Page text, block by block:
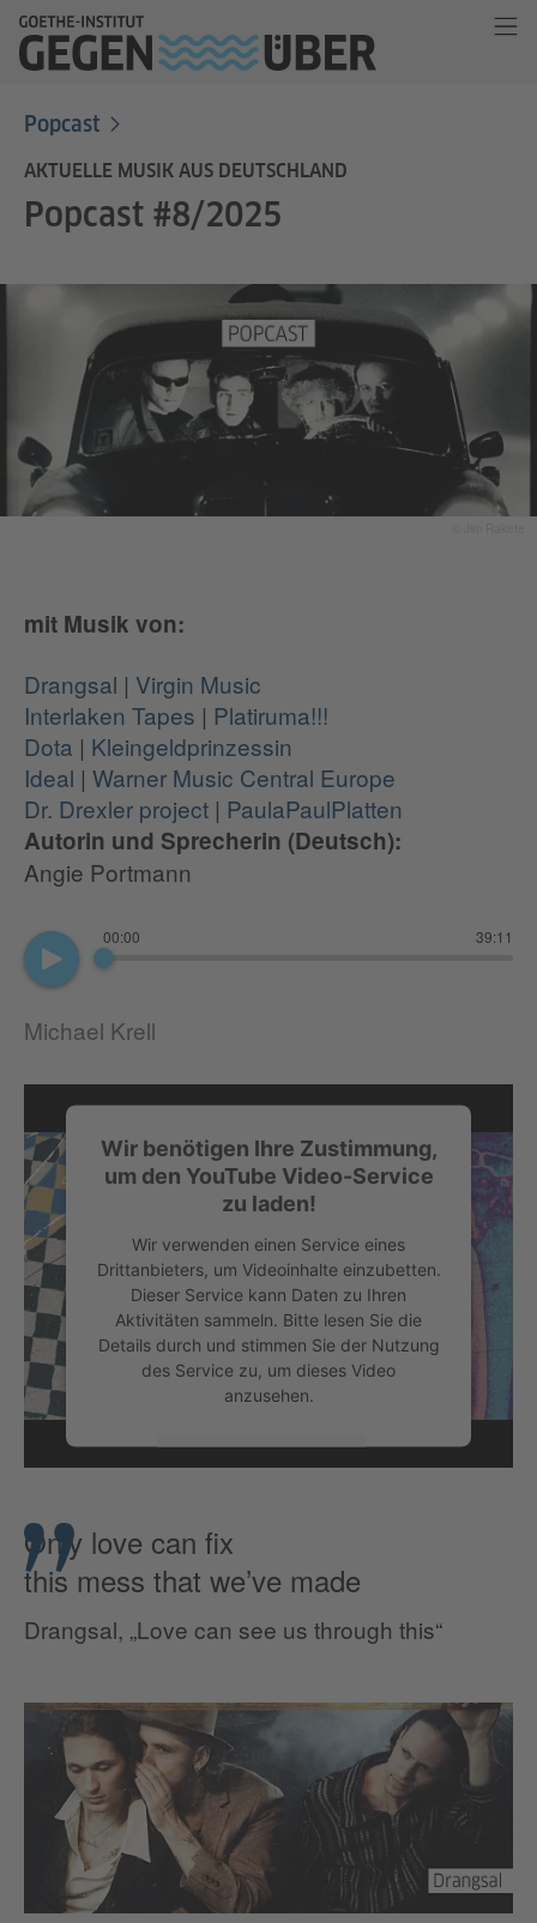
Popcast
AKTUELLE MUSIK AUS DEUTSCHLAND
Popcast #8/2025
mit Musik von:
Drangsal | Virgin Music
Interlaken Tapes | Platiruma!!!
Dota | Kleingeldprinzessin
Ideal | Warner Music Central Europe
Dr. Drexler project | PaulaPaulPlatten
Autorin und Sprecherin (Deutsch):
Angie Portmann
00:00 39:11
Michael Krell
Wir benötigen Ihre Zustimmung,
um den YouTube Video-Service
zu laden!
Wir verwenden einen Service eines
Drittanbieters, um Videoinhalte einzubetten.
Dieser Service kann Daten zu Ihren
Aktivitäten sammeln. Bitte lesen Sie die
Details durch und stimmen Sie der Nutzung
des Service zu, um dieses Video
anzusehen.
Only love can fix
this mess that we’ve made
Drangsal, „Love can see us through this“